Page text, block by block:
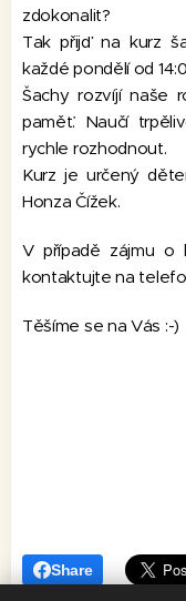
zdokonalit?
Tak přijď na kurz
každé pondělí od
Šachy rozvíjí naše
paměť. Naučí
rychle rozhodnout.
Kurz je určený
Honza Čížek.
V případě zájmu o
kontaktujte na
Těšíme se na Vás :-)
Share